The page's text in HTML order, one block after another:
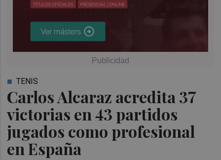
Carlos Alcaraz acredita 37
victorias en 43 partidos
jugados como profesional
en España
TENIS